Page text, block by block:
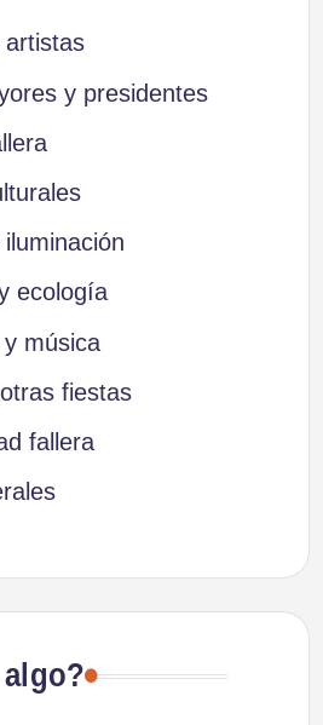
artistas
y presidentes
ecología
música
fiestas
fallera